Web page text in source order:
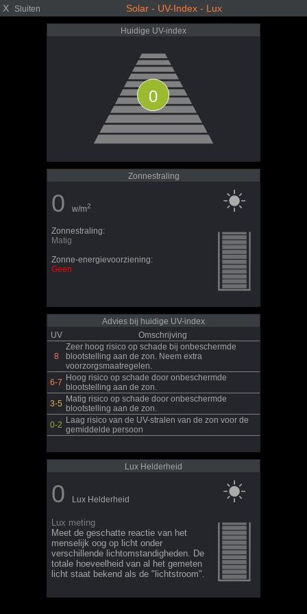
X Sluiten Solar - UV-Index - Lux
Huidige UV-index
0
Zonnestraling
0 w/m2
Zonnestraling:
Matig
Zonne-energievoorziening:
Geen
Advies bij huidige UV-index
UV
Omschrijving
8
Zeer hoog risico op schade bij onbeschermde
blootstelling aan de zon. Neem extra
voorzorgsmaatregelen.
6-7 Hoog risico op schade door onbeschermde
blootstelling aan de zon.
3-5 Matig risico op schade door onbeschermde
blootstelling aan de zon.
0-2 Laag risico van de UV-stralen van de zon voor de
gemiddelde persoon
Lux Helderheid
0 Lux Helderheid
Lux meting
Meet de geschatte reactie van het
menselijk oog op licht onder
verschillende lichtomstandigheden. De
totale hoeveelheid van al het gemeten
licht staat bekend als de "lichtstroom".